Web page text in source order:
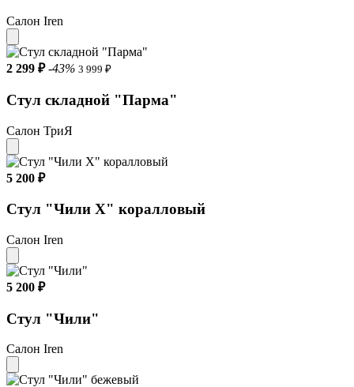
Салон Iren
2 299 ₽ -43% 3 999 ₽
Стул складной "Парма"
Салон ТриЯ
5 200 ₽
Стул "Чили X" коралловый
Салон Iren
5 200 ₽
Стул "Чили"
Салон Iren